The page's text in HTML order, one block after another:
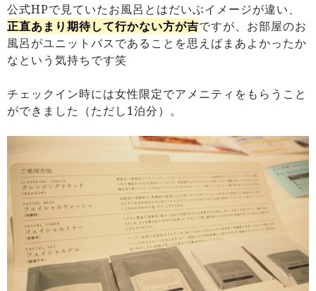
公式HPで見ていたお風呂とはだいぶイメージが違い、
正直あまり期待して行かない方が吉ですが、お部屋のお
風呂がユニットバスであることを思えばまあよかったか
なという気持ちです笑
チェックイン時には女性限定でアメニティをもらうこと
ができました（ただし1泊分）。